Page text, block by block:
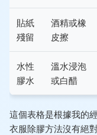
貼紙
殘留
酒精或橡
皮擦
水性
膠水
溫水浸泡
或白醋
這個表格是根據我的
衣服除膠方法沒有絕